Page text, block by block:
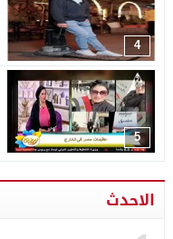
4
5
الاحدث